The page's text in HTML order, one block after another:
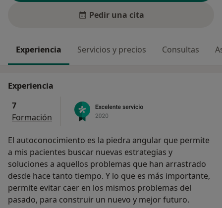
Pedir una cita
Experiencia Servicios y precios Consultas
Experiencia
7
Formación
El autoconocimiento es la piedra angular que permite
a mis pacientes buscar nuevas estrategias y
soluciones a aquellos problemas que han arrastrado
desde hace tanto tiempo. Y lo que es más importante,
permite evitar caer en los mismos problemas del
pasado, para construir un nuevo y mejor futuro.